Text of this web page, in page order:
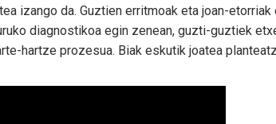
izango da. Guztien erritmoak eta joan-
diagnostikoa egin zenean, guzti-guztiek
hartze prozesua. Biak eskutik joatea